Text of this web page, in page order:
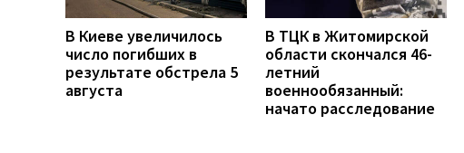
В Киеве увеличилось
число погибших в
результате обстрела 5
августа
В ТЦК в Житомирской
области скончался 46-
летний
военнообязанный:
начато расследование